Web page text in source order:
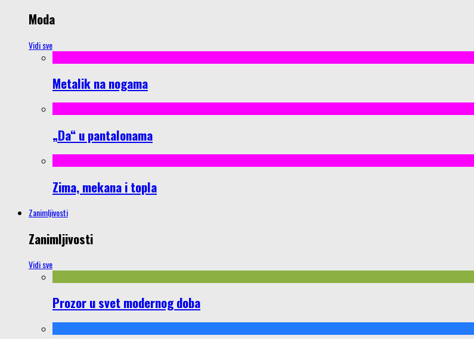
Moda
Vidi sve
Metalik na nogama
„Da“ u pantalonama
Zima, mekana i topla
Zanimljivosti
Zanimljivosti
Vidi sve
Prozor u svet modernog doba